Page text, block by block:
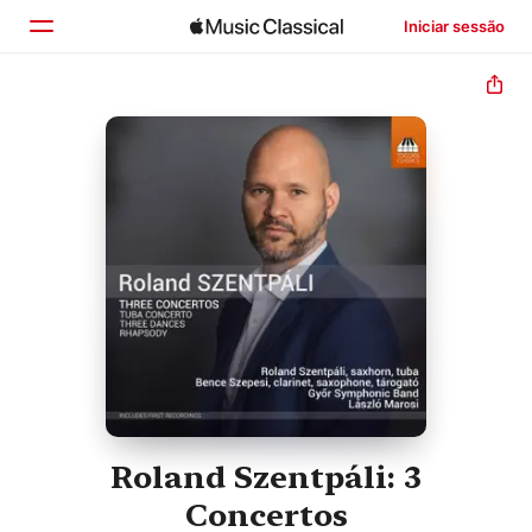
Iniciar sessão
Início
Roland Szentpáli: 3
Concertos